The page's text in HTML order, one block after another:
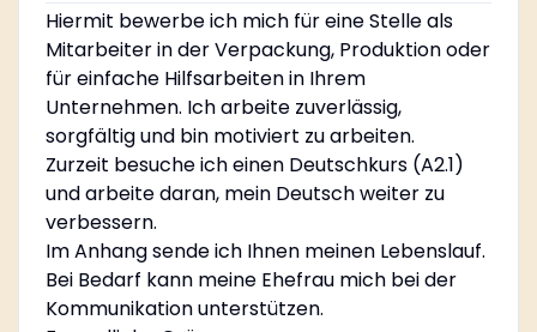
Hiermit bewerbe ich mich für eine Stelle als
Mitarbeiter in der Verpackung, Produktion oder
für einfache Hilfsarbeiten in Ihrem
Unternehmen. Ich arbeite zuverlässig,
sorgfältig und bin motiviert zu arbeiten.
Zurzeit besuche ich einen Deutschkurs (A2.1)
und arbeite daran, mein Deutsch weiter zu
verbessern.
Im Anhang sende ich Ihnen meinen Lebenslauf.
Bei Bedarf kann meine Ehefrau mich bei der
Kommunikation unterstützen.